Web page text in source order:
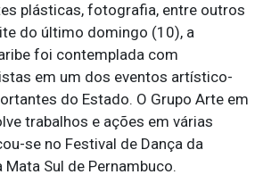
plásticas, fotografia, entre outros
do último domingo (10), a
foi contemplada com
em um dos eventos artístico-
do Estado. O Grupo Arte em
trabalhos e ações em várias
se no Festival de Dança da
Sul de Pernambuco.